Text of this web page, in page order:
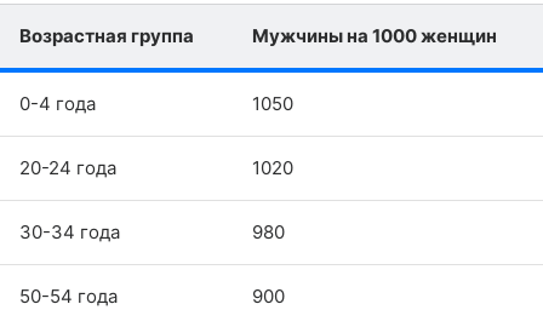
Возрастная группа Мужчины на 1000 женщин
0-4 года 1050
20-24 года 1020
30-34 года 980
50-54 года 900